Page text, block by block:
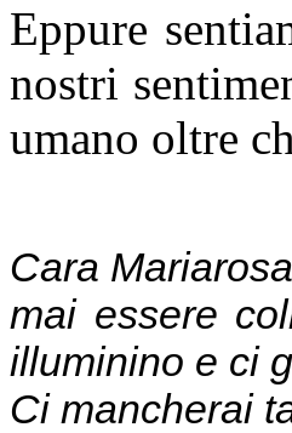
Eppure
nostri
umano oltre
Cara
mai essere
illuminino e ci
Ci mancherai